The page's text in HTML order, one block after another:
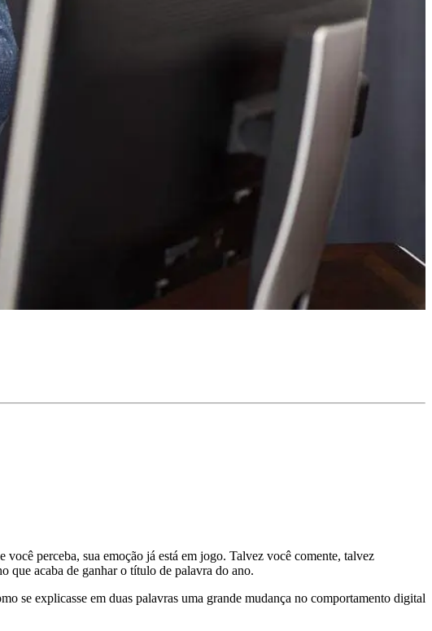
perceba, sua emoção já está em jogo. Talvez você comente, talvez
que acaba de ganhar o título de palavra do ano.
se explicasse em duas palavras uma grande mudança no comportamento digital